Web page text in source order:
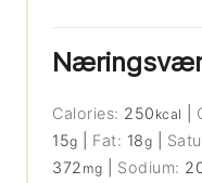
Calories: 250 kcal
15g Fat: 18g
372 mg Sodium: